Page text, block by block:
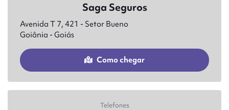
Saga Seguros
Avenida T 7, 421 - Setor Bueno
Goiânia - Goiás
Como chegar
Telefones